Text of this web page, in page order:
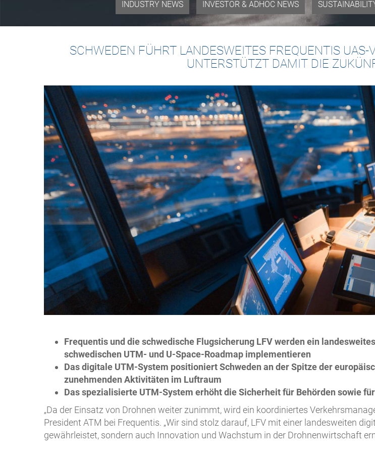
INDUSTRY NEWS INVESTOR & ADHOC NEWS
SCHWEDEN FÜHRT LANDESWEITES FREQUENTIS
UNTERSTÜTZT DAMIT DIE
Frequentis und die schwedische Flugsicherung LFV werden ein
schwedischen UTM- und U-Space-Roadmap implementieren
Das digitale UTM-System positioniert Schweden an der Spitze der
zunehmenden Aktivitäten im Luftraum
Das spezialisierte UTM-System erhöht die Sicherheit für Behörden sowie
„Da der Einsatz von Drohnen weiter zunimmt, wird ein koordiniertes
President ATM bei Frequentis. „Wir sind stolz darauf, LFV mit einer landesweiten
gewährleistet, sondern auch Innovation und Wachstum in der Drohnenwirtschaft